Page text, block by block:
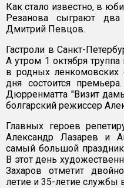
Как стало известно, в
Резанова сыграют
Дмитрий Певцов.
Гастроли в Санкт-
А утром 1 октября
в родных ленкомовских
дня состоится
Дюрренматта "Визит
болгарский режиссер
Главных героев
Александр Лазарев и
самый большой праздник
В этот день
Захаров отметит
летие и 35-летие службы